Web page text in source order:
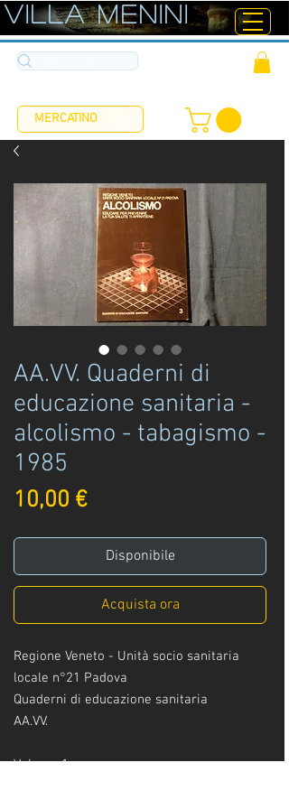
ViLLA MENINI
AA.VV. Quaderni di
educazione sanitaria -
alcolismo - tabagismo -
1985
10,00 €Prezzo
Disponibile
Acquista ora
Regione Veneto - Unità socio sanitaria
locale n°21 Padova
Quaderni di educazione sanitaria
AA.VV.
Volume 1
MERCATINO